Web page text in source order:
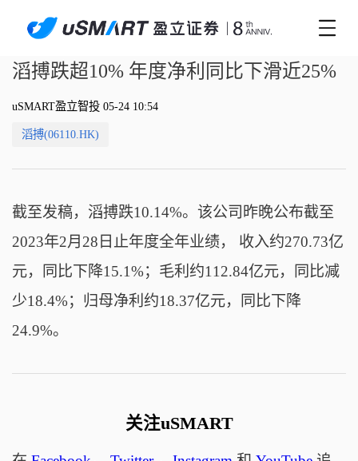
滔搏跌超10% 年度净利同比下滑近25%
uSMART盈立智投 05-24 10:54
滔搏(06110.HK)
截至发稿，滔搏跌10.14%。该公司昨晚公布截至
2023年2月28日止年度全年业绩， 收入约270.73亿
元，同比下降15.1%；毛利约112.84亿元，同比减
少18.4%；归母净利约18.37亿元，同比下降
24.9%。
关注uSMART